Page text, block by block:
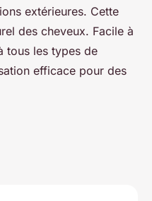
extérieures. Cette
des cheveux. Facile à
tous les types de
efficace pour des